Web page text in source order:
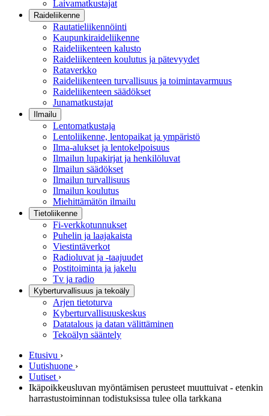
Laivamatkustajat
Raideliikenne
Rautatieliikennöinti
Kaupunkiraideliikenne
Raideliikenteen kalusto
Raideliikenteen koulutus ja pätevyydet
Rataverkko
Raideliikenteen turvallisuus ja toimintavarmuus
Raideliikenteen säädökset
Junamatkustajat
Ilmailu
Lentomatkustaja
Lentoliikenne, lentopaikat ja ympäristö
Ilma-alukset ja lentokelpoisuus
Ilmailun lupakirjat ja henkilöluvat
Ilmailun säädökset
Ilmailun turvallisuus
Ilmailun koulutus
Miehittämätön ilmailu
Tietoliikenne
Fi-verkkotunnukset
Puhelin ja laajakaista
Viestintäverkot
Radioluvat ja -taajuudet
Postitoiminta ja jakelu
Tv ja radio
Kyberturvallisuus ja tekoäly
Arjen tietoturva
Kyberturvallisuuskeskus
Datatalous ja datan välittäminen
Tekoälyn sääntely
Etusivu ›
Uutishuone ›
Uutiset ›
Ikäpoikkeusluvan myöntämisen perusteet muuttuivat - etenkin
harrastustoiminnan todistuksissa tulee olla tarkkana